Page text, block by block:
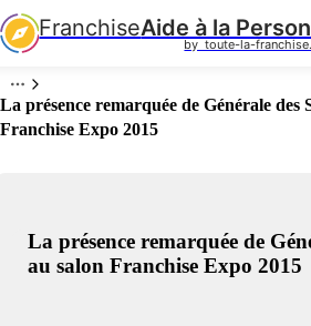
FranchiseAide à la
by  toute-la-
La présence remarquée de Générale des
Franchise Expo 2015
La présence remarquée de
au salon Franchise Expo 2015